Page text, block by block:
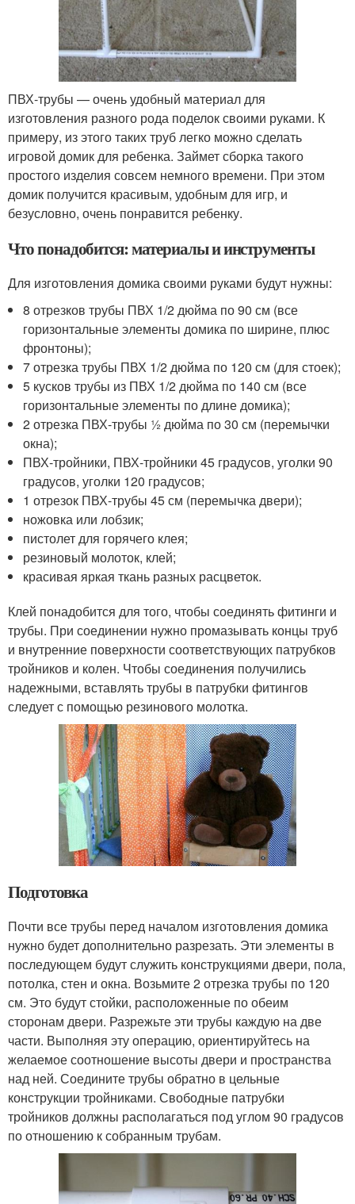
ПВХ-трубы — очень удобный материал для
изготовления разного рода поделок своими руками. К
примеру, из этого таких труб легко можно сделать
игровой домик для ребенка. Займет сборка такого
простого изделия совсем немного времени. При этом
домик получится красивым, удобным для игр, и
безусловно, очень понравится ребенку.
Что понадобится: материалы и инструменты
Для изготовления домика своими руками будут нужны:
8 отрезков трубы ПВХ 1/2 дюйма по 90 см (все
горизонтальные элементы домика по ширине, плюс
фронтоны);
7 отрезка трубы ПВХ 1/2 дюйма по 120 см (для стоек);
5 кусков трубы из ПВХ 1/2 дюйма по 140 см (все
горизонтальные элементы по длине домика);
2 отрезка ПВХ-трубы ½ дюйма по 30 см (перемычки
окна);
ПВХ-тройники, ПВХ-тройники 45 градусов, уголки 90
градусов, уголки 120 градусов;
1 отрезок ПВХ-трубы 45 см (перемычка двери);
ножовка или лобзик;
пистолет для горячего клея;
резиновый молоток, клей;
красивая яркая ткань разных расцветок.
Клей понадобится для того, чтобы соединять фитинги и
трубы. При соединении нужно промазывать концы труб
и внутренние поверхности соответствующих патрубков
тройников и колен. Чтобы соединения получились
надежными, вставлять трубы в патрубки фитингов
следует с помощью резинового молотка.
Подготовка
Почти все трубы перед началом изготовления домика
нужно будет дополнительно разрезать. Эти элементы в
последующем будут служить конструкциями двери, пола,
потолка, стен и окна. Возьмите 2 отрезка трубы по 120
см. Это будут стойки, расположенные по обеим
сторонам двери. Разрежьте эти трубы каждую на две
части. Выполняя эту операцию, ориентируйтесь на
желаемое соотношение высоты двери и пространства
над ней. Соедините трубы обратно в цельные
конструкции тройниками. Свободные патрубки
тройников должны располагаться под углом 90 градусов
по отношению к собранным трубам.